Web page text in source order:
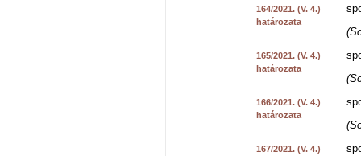
164/2021. (V. 4.)
határozata
165/2021. (V. 4.)
határozata
166/2021. (V. 4.)
határozata
167/2021. (V. 4.)